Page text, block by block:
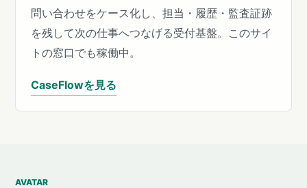
問い合わせをケース化し、担当・履歴・監査証跡
を残して次の仕事へつなげる受付基盤。このサイ
トの窓口でも稼働中。
CaseFlowを見る
AVATAR